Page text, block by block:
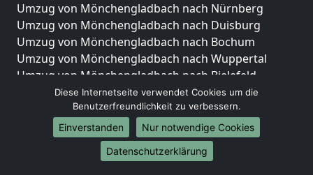
Umzug von Mönchengladbach nach Nürnberg
Umzug von Mönchengladbach nach Duisburg
Umzug von Mönchengladbach nach Bochum
Umzug von Mönchengladbach nach Wuppertal
Umzug von Mönchengladbach nach Bielefeld
Umzug von Mönchengladbach nach Bonn
Umzug von Mönchengladbach nach Münster
Internationale-Umzüge
Umzug von Mönchengladbach nach Brasilien
Diese Internetseite verwendet Cookies um die
Benutzerfreundlichkeit zu verbessern.
Einverstanden
Nur notwendige Cookies
Datenschutzerklärung